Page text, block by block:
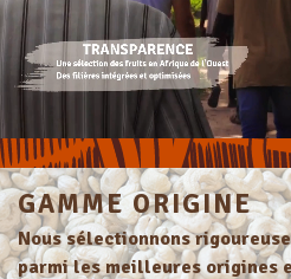
GAMME ORIGINE
Nous sélectionnons
parmi les meilleures origines